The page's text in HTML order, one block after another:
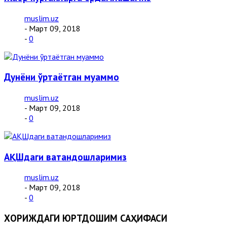
muslim.uz
- Март 09, 2018
- 0
Дунёни ўртаётган муаммо
muslim.uz
- Март 09, 2018
- 0
АҚШдаги ватандошларимиз
muslim.uz
- Март 09, 2018
- 0
ХОРИЖДАГИ ЮРТДОШИМ САҲИФАСИ